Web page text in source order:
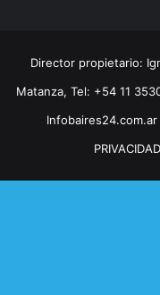
Director propietario:
Matanza, Tel: +54 11
PRIVACIDAD